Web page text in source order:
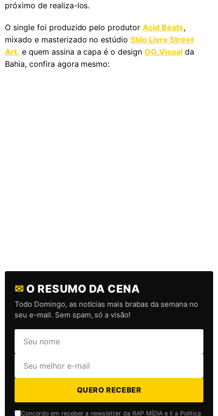
próximo de realiza-los.
O single foi produzido pelo produtorAcid Beats,
mixado e masterizado no estúdioStilo Livre Street
Art. e quem assina a capa é o designOG.Visualda
Bahia, confira agora mesmo:
✉ O RESUMO DA CENA
Todo Domingo, as notícias mais brabas da semana no
seu e-mail. Sem spam, só a visão!
QUERO RECEBER
Concordo em receber a newsletter da RAP MÍDIA e li a Política